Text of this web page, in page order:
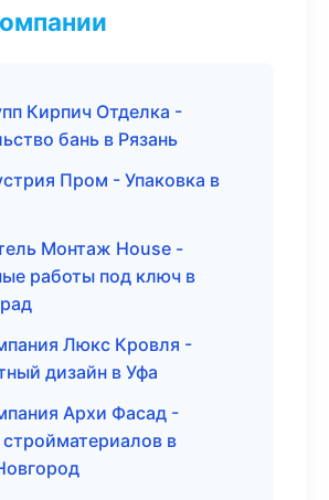
Кирпич Отделка -
бань в Рязань
Пром - Упаковка в
Монтаж House -
работы под ключ в
Люкс Кровля -
дизайн в Уфа
Архи Фасад -
в